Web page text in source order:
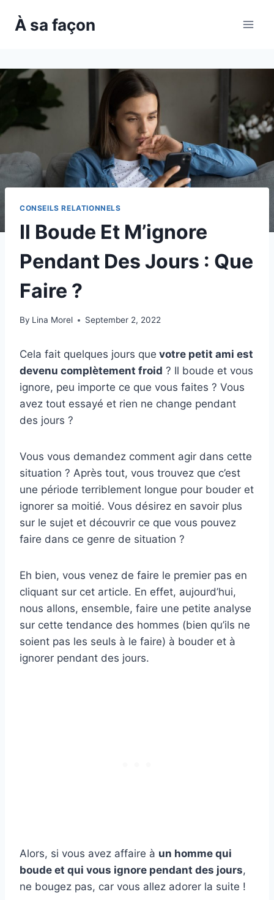
À sa façon
CONSEILS RELATIONNELS
Il Boude Et M’ignore
Pendant Des Jours : Que
Faire ?
By Lina Morel September 2, 2022
Cela fait quelques jours que votre petit ami est
devenu complètement froid ? Il boude et vous
ignore, peu importe ce que vous faites ? Vous
avez tout essayé et rien ne change pendant
des jours ?
Vous vous demandez comment agir dans cette
situation ? Après tout, vous trouvez que c’est
une période terriblement longue pour bouder et
ignorer sa moitié. Vous désirez en savoir plus
sur le sujet et découvrir ce que vous pouvez
faire dans ce genre de situation ?
Eh bien, vous venez de faire le premier pas en
cliquant sur cet article. En effet, aujourd’hui,
nous allons, ensemble, faire une petite analyse
sur cette tendance des hommes (bien qu’ils ne
soient pas les seuls à le faire) à bouder et à
ignorer pendant des jours.
Alors, si vous avez affaire à un homme qui
boude et qui vous ignore pendant des jours,
ne bougez pas, car vous allez adorer la suite !